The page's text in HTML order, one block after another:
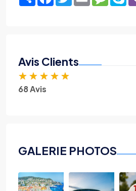
Avis Clients
★ ★ ★ ★ ★
68 Avis
GALERIE PHOTOS